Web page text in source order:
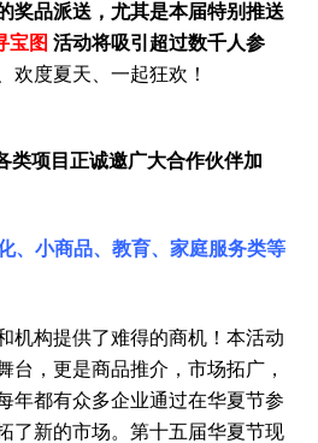
奖品派送，尤其是本届特别推送
宝图 活动将吸引超过数千人参
欢度夏天、一起狂欢！
类项目正诚邀广大合作伙伴加
、小商品、教育、家庭服务类等
机构提供了难得的商机！本活动
台，更是商品推介，市场拓广，
年都有众多企业通过在华夏节参
了新的市场。第十五届华夏节现